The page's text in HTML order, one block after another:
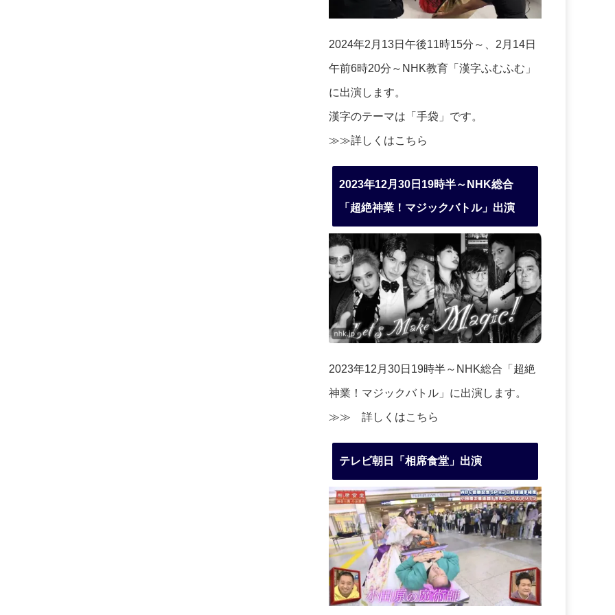
2024年2月13日午後11時15分～、2月14日
午前6時20分～NHK教育「漢字ふむふむ」
に出演します。
漢字のテーマは「手袋」です。
≫≫詳しくはこちら
2023年12月30日19時半～NHK総合
「超絶神業！マジックバトル」出演
2023年12月30日19時半～NHK総合「超絶
神業！マジックバトル」に出演します。
≫≫ 詳しくはこちら
テレビ朝日「相席食堂」出演